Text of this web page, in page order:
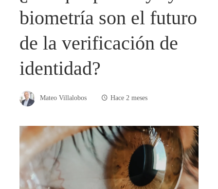
biometría son el futuro
de la verificación de
identidad?
Mateo Villalobos Hace 2 meses